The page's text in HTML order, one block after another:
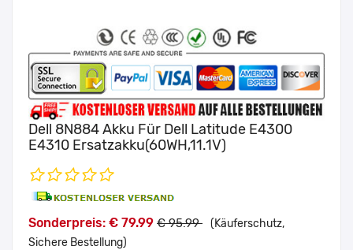
Dell 8N884 Akku Für Dell Latitude E4300
E4310 Ersatzakku(60WH,11.1V)
Sonderpreis: € 79.99 € 95.99 (Käuferschutz,
Sichere Bestellung)